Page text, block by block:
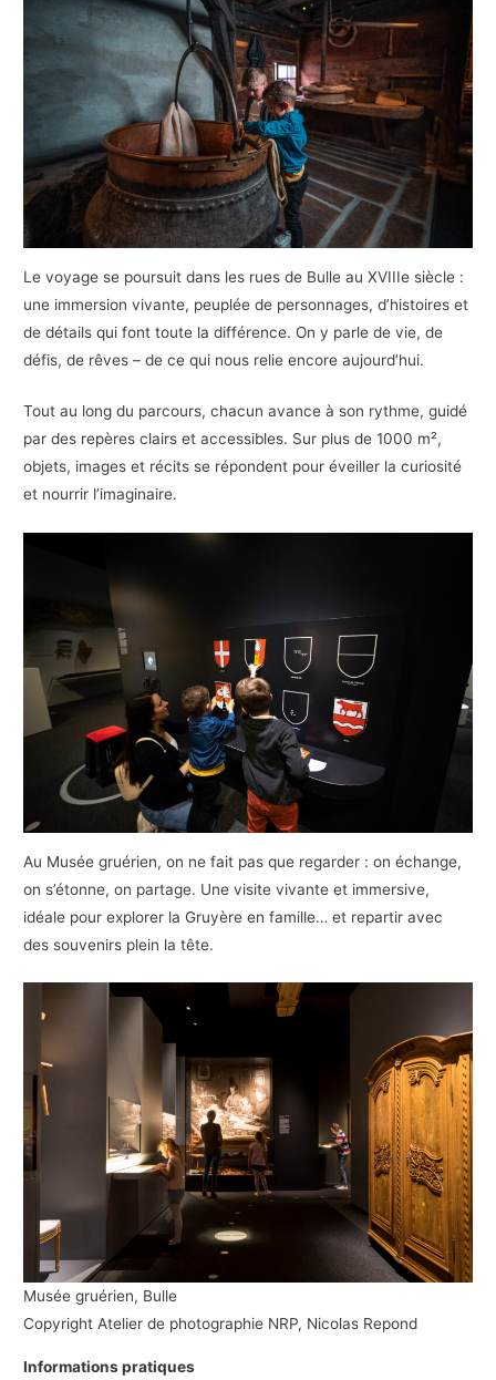
Le voyage se poursuit dans les rues de Bulle au XVIIIe siècle :
une immersion vivante, peuplée de personnages, d’histoires et
de détails qui font toute la différence. On y parle de vie, de
défis, de rêves – de ce qui nous relie encore aujourd’hui.
Tout au long du parcours, chacun avance à son rythme, guidé
par des repères clairs et accessibles. Sur plus de 1000 m²,
objets, images et récits se répondent pour éveiller la curiosité
et nourrir l’imaginaire.
Au Musée gruérien, on ne fait pas que regarder : on échange,
on s’étonne, on partage. Une visite vivante et immersive,
idéale pour explorer la Gruyère en famille… et repartir avec
des souvenirs plein la tête.
Musée gruérien, Bulle
Copyright Atelier de photographie NRP, Nicolas Repond
Informations pratiques